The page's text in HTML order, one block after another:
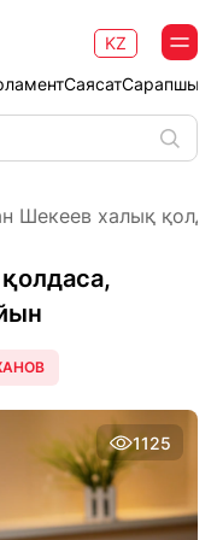
Саясат
KZ
Шекеев халық
1125